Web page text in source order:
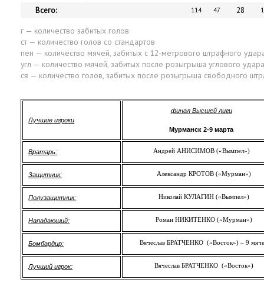
Всего: 114 47 28
г — количество забитых голов
ст — количество голов со стандартов
пен — количество мячей, забитых с 12-метрового штрафного
угл — количество мячей, забитых после розыгрыша углового удара
св — количество голов, забитых после розыгрыша свободного
Лучшие игроки
финал Высшей лиги
Мурманск 2-9 марта
Вратарь: Андрей АНИСИМОВ («Вымпел»)
Защитник: Александр КРОТОВ («Мурман»)
Полузащитник: Николай КУЛАГИН («Вымпел»)
Нападающий: Роман НИКИТЕНКО («Мурман»)
Бомбардир: Вячеслав БРАТЧЕНКО («Восток») – 9
Лучший игрок: Вячеслав БРАТЧЕНКО («Восток»)